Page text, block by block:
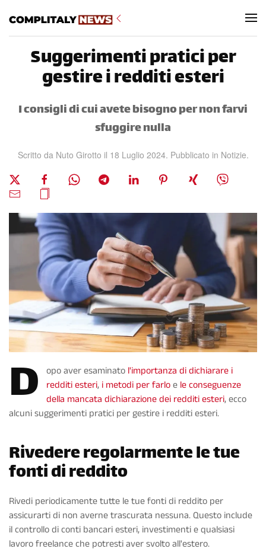
Suggerimenti pratici per
gestire i redditi esteri
I consigli di cui avete bisogno per non farvi
sfuggire nulla
Scritto da Nuto Girotto il 18 Luglio 2024. Pubblicato in Notizie.
D opo aver esaminato l'importanza di dichiarare i
redditi esteri, i metodi per farloe le conseguenze
della mancata dichiarazione dei redditi esteri, ecco
alcuni suggerimenti pratici per gestire i redditi esteri.
Rivedere regolarmente le tue
fonti di reddito
Rivedi periodicamente tutte le tue fonti di reddito per
assicurarti di non averne trascurata nessuna. Questo include
il controllo di conti bancari esteri, investimenti e qualsiasi
lavoro freelance che potresti aver svolto all'estero.